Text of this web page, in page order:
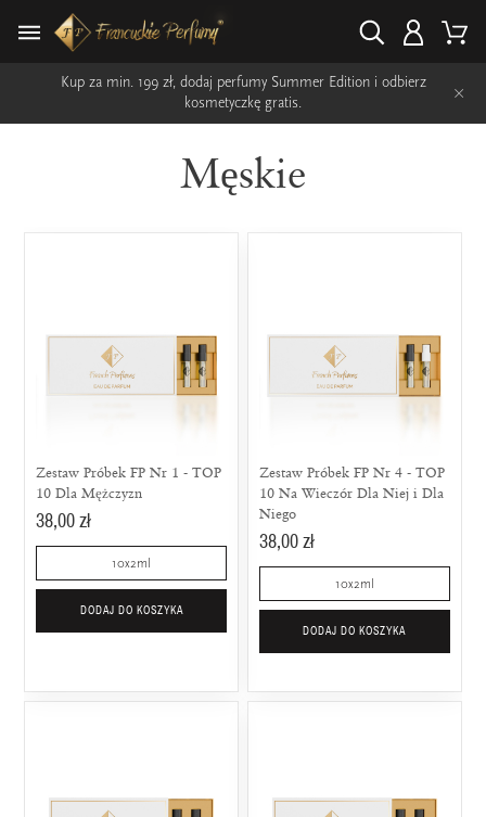
Kup za min. 199 zł, dodaj perfumy Summer Edition i odbierz
kosmetyczkę gratis.
×
Męskie
Zestaw Próbek FP Nr 1 - TOP
10 Dla Mężczyzn
38,00 zł
10x2ml
DODAJ DO KOSZYKA
Zestaw Próbek FP Nr 4 - TOP
10 Na Wieczór Dla Niej i Dla
Niego
38,00 zł
10x2ml
DODAJ DO KOSZYKA